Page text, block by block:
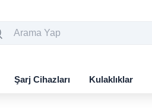
Şarj Cihazları Kulaklıklar